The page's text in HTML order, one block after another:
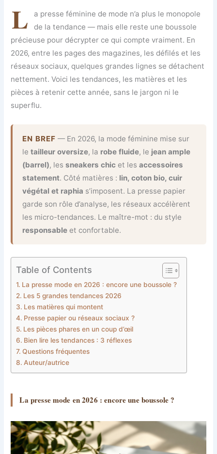
L
a presse féminine de mode n’a plus le monopole
de la tendance — mais elle reste une boussole
précieuse pour décrypter ce qui compte vraiment. En
2026, entre les pages des magazines, les défilés et les
réseaux sociaux, quelques grandes lignes se détachent
nettement. Voici les tendances, les matières et les
pièces à retenir cette année, sans le jargon ni le
superflu.
EN BREF — En 2026, la mode féminine mise sur
letailleur oversize, la robe fluide, le jean ample
(barrel), les sneakers chic et lesaccessoires
statement. Côté matières : lin, coton bio, cuir
végétal et raphia s’imposent. La presse papier
garde son rôle d’analyse, les réseaux accélèrent
les micro-tendances. Le maître-mot : du style
responsable et confortable.
Table of Contents
La presse mode en 2026 : encore une boussole ?
Les 5 grandes tendances 2026
Les matières qui montent
Presse papier ou réseaux sociaux ?
Les pièces phares en un coup d’œil
Bien lire les tendances : 3 réflexes
Questions fréquentes
Auteur/autrice
La presse mode en 2026 : encore une boussole ?